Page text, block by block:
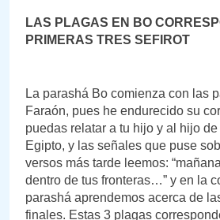
LAS PLAGAS EN BO
PRIMERAS TRES SEFIROT
La parashá Bo comienza con las
Faraón, pues he endurecido su
puedas relatar a tu hijo y al hijo
Egipto, y las señales que puse
versos más tarde leemos:
dentro de tus fronteras…” y en la
parashá aprendemos acerca de
finales. Estas 3 plagas